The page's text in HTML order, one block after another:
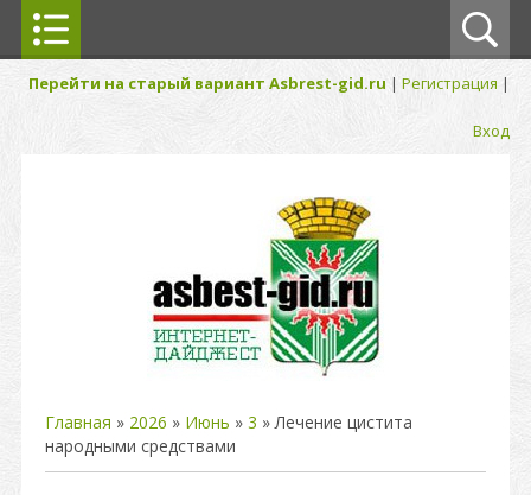
Перейти на старый вариант Asbrest-gid.ru | Регистрация |
Вход
Главная » 2026 » Июнь » 3 » Лечение цистита
народными средствами